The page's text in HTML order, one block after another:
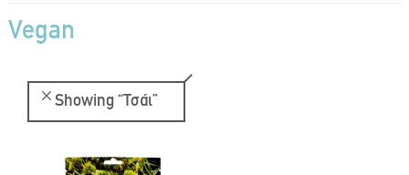
Vegan
Showing “Τσάι”